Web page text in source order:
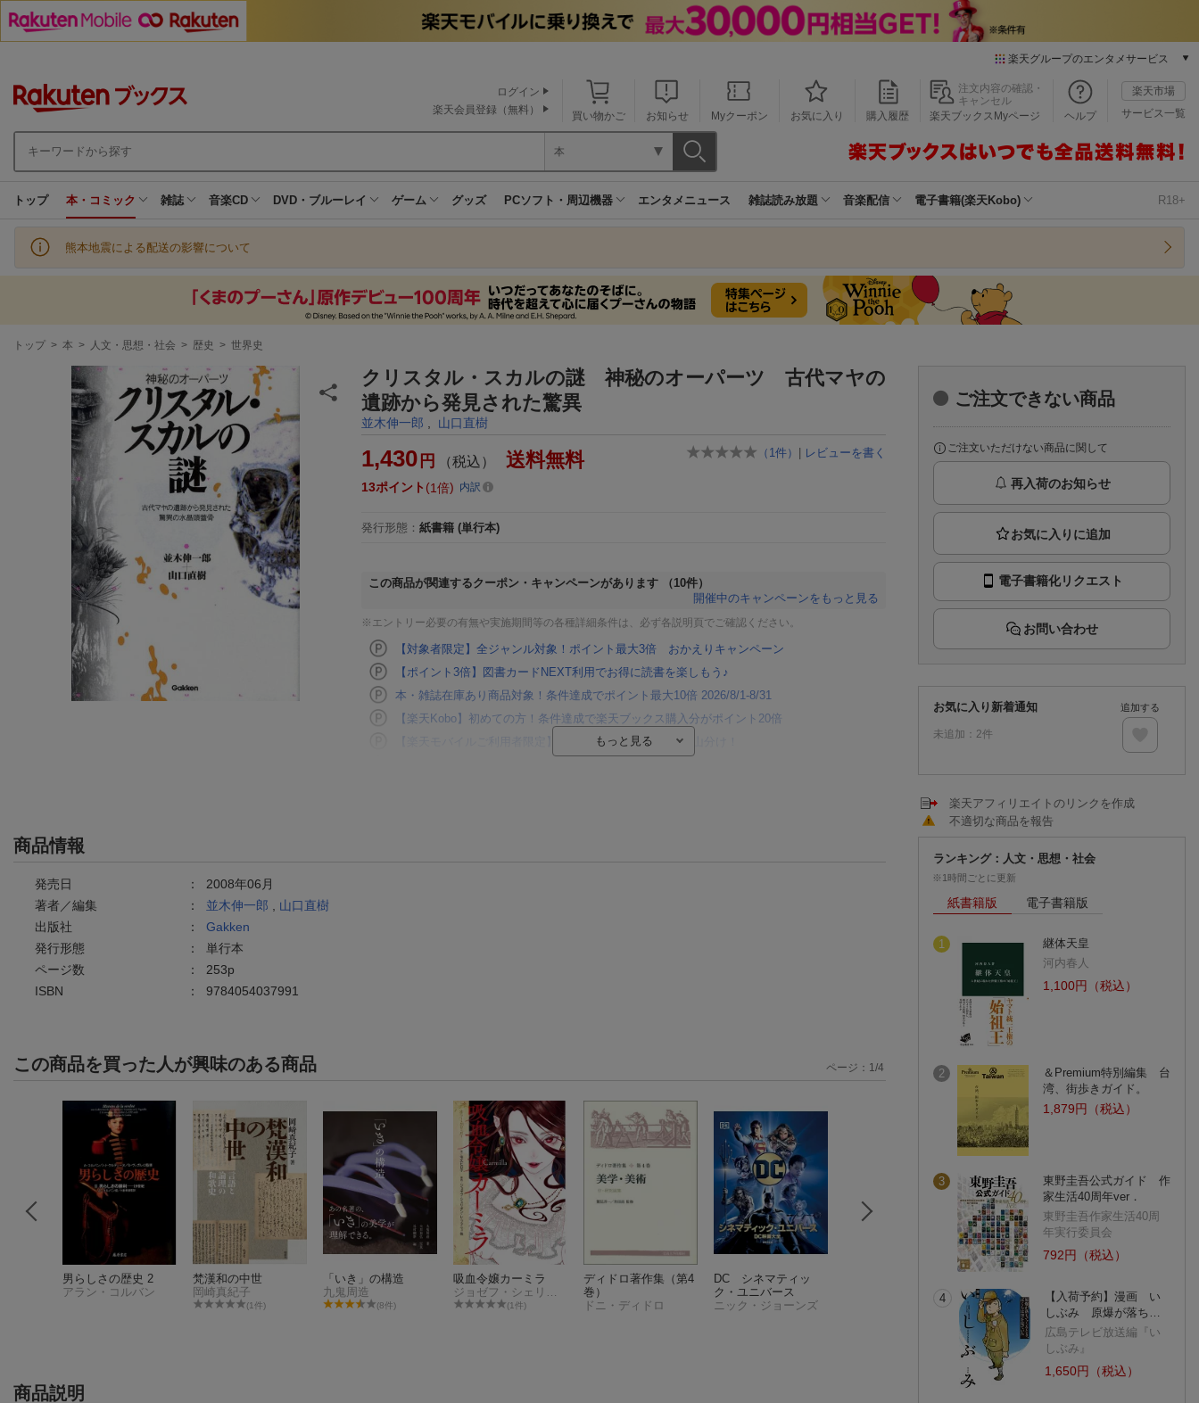
楽天グループのエンタメサービス
本/ゲーム/CD/DVD
楽天ブックス
楽天Kobo
楽天チケット
エンタメニュース
推し楽
買い物かご お知らせ Myクーポン お気に入り 購入履歴
注文内容の確認・
キャンセル
楽天ブックスMyページ
ヘルプ
楽天市場
サービス一覧
ログイン
楽天会員登録（無料）
本
トップ 本・コミック 雑誌 音楽CD DVD・ブルーレイ ゲーム グッズ PCソフト・周辺機器 エンタメニュース 雑誌読み放題 音楽配信 電子書籍(楽天Kobo) R18+
熊本地震による配送の影響について
現
トップ > 本 > 人文・思想・社会 > 歴史 > 世界史
クリスタル・スカルの謎 神秘のオーパーツ 古代マヤの
遺跡から発見された驚異
並木伸一郎 山口直樹
（ 1件） | レビューを書く
1,430 円 （税込） 送料無料
13ポイント 1倍 内訳
発行形態 ： 紙書籍 (単行本)
この商品が関連するクーポン・キャンペーンがあります
（10件）
開催中のキャンペーンをもっと見る
※エントリー必要の有無や実施期間等の各種詳細条件は、必ず各説明頁でご確認ください。
【対象者限定】全ジャンル対象！ポイント最大3倍 おかえりキャンペーン
【ポイント3倍】図書カードNEXT利用でお得に読書を楽しもう♪
本・雑誌在庫あり商品対象！条件達成でポイント最大10倍 2026/8/1-8/31
【楽天Kobo】初めての方！条件達成で楽天ブックス購入分がポイント20倍
【楽天モバイルご利用者限定】条件達成で100万ポイント山分け！
商品情報
発売日 ： 2008年06月
著者／編集
： 並木伸一郎
山口直樹
出版社
： Gakken
発行形態
： 単行本
ページ数
： 253p
ISBN
： 9784054037991
この商品を買った人が興味のある商品
男らしさの歴史 2
アラン・コルバン
梵漢和の中世
岡崎真紀子
(1件)
「いき」の構造
九鬼周造
(8件)
吸血令嬢カーミラ
(1件)
ディドロ著作集（第4
巻）
ドニ・ディドロ
DC シネマティッ
ク・ユニバース
ニック・ジョーンズ
ズ」を科学する
マーク・ブレイク
(2件)
巻）
ドニ・ディドロ
ページ： 1 /4
商品説明
ご注文できない商品
ご注文いただけない商品に関して
再入荷のお知らせ
電子書籍化リクエスト
お問い合わせ
お気に入り新着通知
未追加： 2件
追加する
楽天アフィリエイトのリンクを作成
不適切な商品を報告
ランキング：人文・思想・社会
※1時間ごとに更新
紙書籍版 電子書籍版
1
継体天皇
河内春人
1,100円（税込）
2
＆Premium特別編集 台
湾、街歩きガイド。
1,879円（税込）
3
東野圭吾公式ガイド 作
家生活40周年ver．
東野圭吾作家生活40周
年実行委員会
792円（税込）
4
【入荷予約】漫画 い
しぶみ 原爆が落ち…
広島テレビ放送編『い
しぶみ』
1,650円（税込）